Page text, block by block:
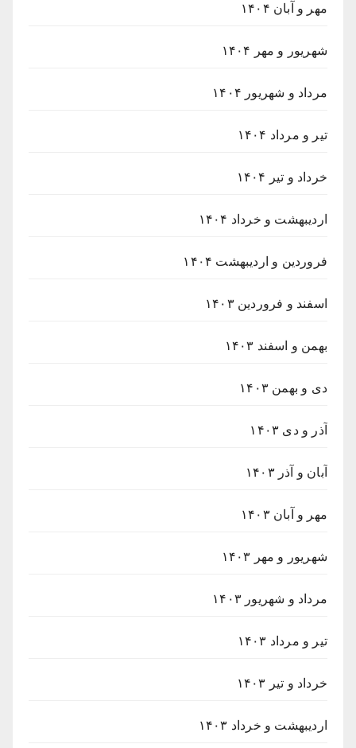
مهر و آبان ۱۴۰۴
شهریور و مهر ۱۴۰۴
مرداد و شهریور ۱۴۰۴
تیر و مرداد ۱۴۰۴
خرداد و تیر ۱۴۰۴
اردیبهشت و خرداد ۱۴۰۴
فروردین و اردیبهشت ۱۴۰۴
اسفند و فروردین ۱۴۰۳
بهمن و اسفند ۱۴۰۳
دی و بهمن ۱۴۰۳
آذر و دی ۱۴۰۳
آبان و آذر ۱۴۰۳
مهر و آبان ۱۴۰۳
شهریور و مهر ۱۴۰۳
مرداد و شهریور ۱۴۰۳
تیر و مرداد ۱۴۰۳
خرداد و تیر ۱۴۰۳
اردیبهشت و خرداد ۱۴۰۳